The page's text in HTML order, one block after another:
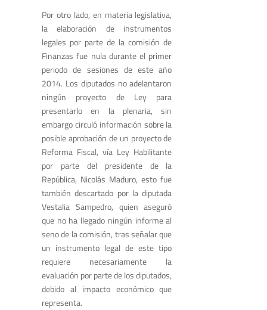
Por otro lado, en materia legislativa,
la elaboración de instrumentos
legales por parte de la comisión de
Finanzas fue nula durante el primer
periodo de sesiones de este año
2014. Los diputados no adelantaron
ningún proyecto de Ley para
presentarlo en la plenaria, sin
embargo circuló información sobre la
posible aprobación de un proyecto de
Reforma Fiscal, vía Ley Habilitante
por parte del presidente de la
República, Nicolás Maduro, esto fue
también descartado por la diputada
Vestalia Sampedro, quien aseguró
que no ha llegado ningún informe al
seno de la comisión, tras señalar que
un instrumento legal de este tipo
requiere necesariamente la
evaluación por parte de los diputados,
debido al impacto económico que
representa.